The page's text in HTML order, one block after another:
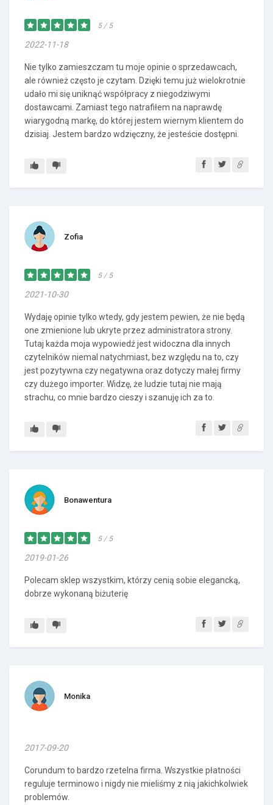
5 / 5
2022-11-18
Nie tylko zamieszczam tu moje opinie o sprzedawcach,
ale również często je czytam. Dzięki temu już wielokrotnie
udało mi się uniknąć współpracy z niegodziwymi
dostawcami. Zamiast tego natrafiłem na naprawdę
wiarygodną markę, do której jestem wiernym klientem do
dzisiaj. Jestem bardzo wdzięczny, że jesteście dostępni.
Zofia
5 / 5
2021-10-30
Wydaję opinie tylko wtedy, gdy jestem pewien, że nie będą
one zmienione lub ukryte przez administratora strony.
Tutaj każda moja wypowiedź jest widoczna dla innych
czytelników niemal natychmiast, bez względu na to, czy
jest pozytywna czy negatywna oraz dotyczy małej firmy
czy dużego importer. Widzę, że ludzie tutaj nie mają
strachu, co mnie bardzo cieszy i szanuję ich za to.
Bonawentura
5 / 5
2019-01-26
Polecam sklep wszystkim, którzy cenią sobie elegancką,
dobrze wykonaną biżuterię
Monika
2017-09-20
Corundum to bardzo rzetelna firma. Wszystkie płatności
reguluje terminowo i nigdy nie mieliśmy z nią jakichkolwiek
problemów.